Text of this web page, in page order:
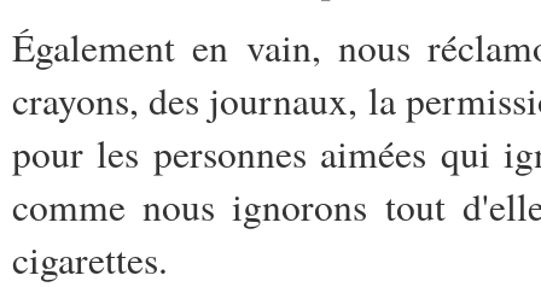
Également en vain, nous
crayons, des journaux, la
pour les personnes aimées qui
comme nous ignorons tout
cigarettes.